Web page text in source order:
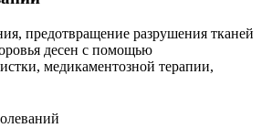
предотвращение разрушения тканей
десен с помощью
медикаментозной терапии,